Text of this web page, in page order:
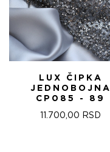
LUX ČIPKA
JEDNOBOJNA
CP085 - 89
11.700,00 RSD